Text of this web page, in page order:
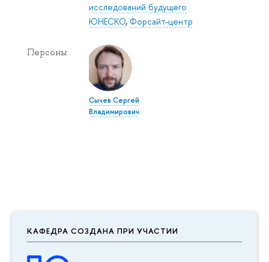
КАФЕДРА СОЗДАНА ПРИ УЧАСТИИ
исследований будущего
ЮНЕСКО,Форсайт-центр
Персоны
Сычев Сергей
Владимирович